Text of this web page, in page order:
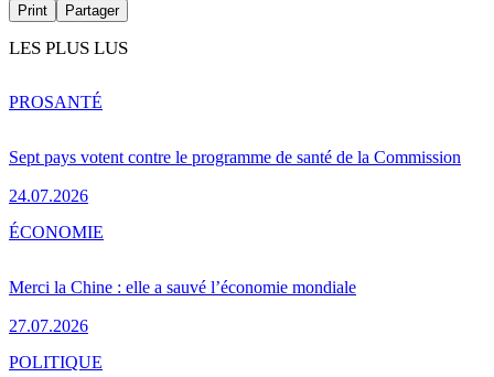
Print Partager
LES PLUS LUS
Sept pays votent contre le programme de santé de la Commission
24.07.2026
PROSANTÉ
Merci la Chine : elle a sauvé l’économie mondiale
27.07.2026
ÉCONOMIE
POLITIQUE